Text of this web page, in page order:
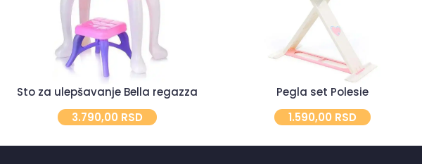
Sto za ulepšavanje Bella regazza
3.790,00 RSD
Pegla set Polesie
1.590,00 RSD